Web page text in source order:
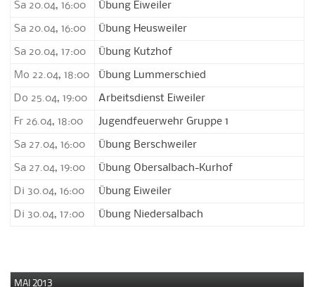
Sa 20.04, 16:00 Übung Eiweiler
Sa 20.04, 16:00 Übung Heusweiler
Sa 20.04, 17:00 Übung Kutzhof
Mo 22.04, 18:00 Übung Lummerschied
Do 25.04, 19:00 Arbeitsdienst Eiweiler
Fr 26.04, 18:00 Jugendfeuerwehr Gruppe 1
Sa 27.04, 16:00 Übung Berschweiler
Sa 27.04, 19:00 Übung Obersalbach-Kurhof
Di 30.04, 16:00 Übung Eiweiler
Di 30.04, 17:00 Übung Niedersalbach
MAI 2013